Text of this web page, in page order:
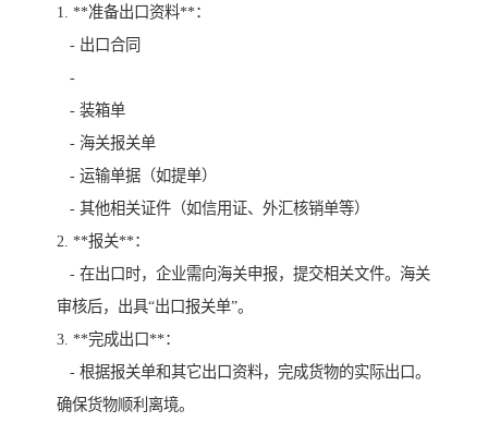
1. **准备出口资料**：
- 出口合同
-
- 装箱单
- 海关报关单
- 运输单据（如提单）
- 其他相关证件（如信用证、外汇核销单等）
2. **报关**：
- 在出口时，企业需向海关申报，提交相关文件。海关
审核后，出具“出口报关单”。
3. **完成出口**：
- 根据报关单和其它出口资料，完成货物的实际出口。
确保货物顺利离境。